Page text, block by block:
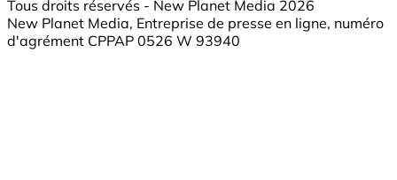
Tous droits réservés - New Planet Media 2026
New Planet Media, Entreprise de presse en ligne, numéro
d'agrément CPPAP 0526 W 93940